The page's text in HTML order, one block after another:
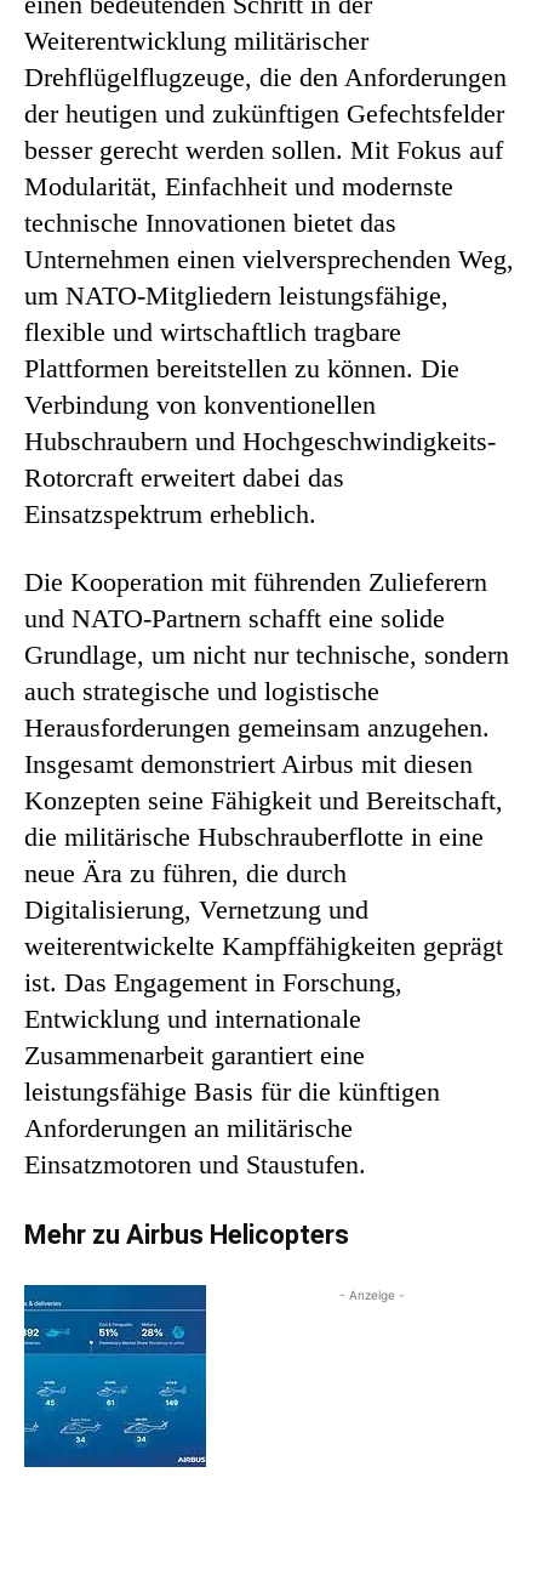
Weiterentwicklung militärischer
Drehflügelflugzeuge, die den Anforderungen
der heutigen und zukünftigen Gefechtsfelder
besser gerecht werden sollen. Mit Fokus auf
Modularität, Einfachheit und modernste
technische Innovationen bietet das
Unternehmen einen vielversprechenden Weg,
um NATO-Mitgliedern leistungsfähige,
flexible und wirtschaftlich tragbare
Plattformen bereitstellen zu können. Die
Verbindung von konventionellen
Hubschraubern und Hochgeschwindigkeits-
Rotorcraft erweitert dabei das
Einsatzspektrum erheblich.
Die Kooperation mit führenden Zulieferern
und NATO-Partnern schafft eine solide
Grundlage, um nicht nur technische, sondern
auch strategische und logistische
Herausforderungen gemeinsam anzugehen.
Insgesamt demonstriert Airbus mit diesen
Konzepten seine Fähigkeit und Bereitschaft,
die militärische Hubschrauberflotte in eine
neue Ära zu führen, die durch
Digitalisierung, Vernetzung und
weiterentwickelte Kampffähigkeiten geprägt
ist. Das Engagement in Forschung,
Entwicklung und internationale
Zusammenarbeit garantiert eine
leistungsfähige Basis für die künftigen
Anforderungen an militärische
Einsatzmotoren und Staustufen.
Mehr zu Airbus Helicopters
- Anzeige -